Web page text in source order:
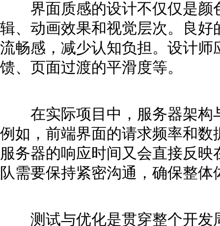
界面质感的设计不仅仅是颜
辑、动画效果和视觉层次。良
流畅感，减少认知负担。设计
馈、页面过渡的平滑度等。
在实际项目中，服务器架构
例如，前端界面的请求频率和
服务器的响应时间又会直接反
队需要保持紧密沟通，确保整体
测试与优化是贯穿整个开发